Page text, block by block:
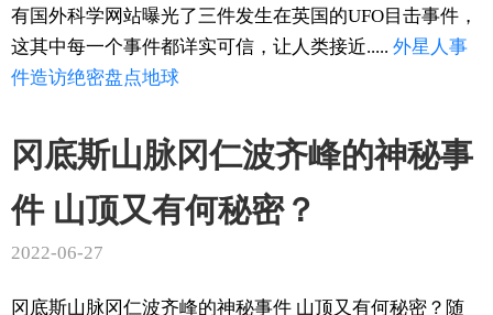
有国外科学网站曝光了三件发生在英国的UFO目击事件，
这其中每一个事件都详实可信，让人类接近..... 外星人事
件造访绝密盘点地球
冈底斯山脉冈仁波齐峰的神秘事
件 山顶又有何秘密？
2022-06-27
冈底斯山脉冈仁波齐峰的神秘事件 山顶又有何秘密？随